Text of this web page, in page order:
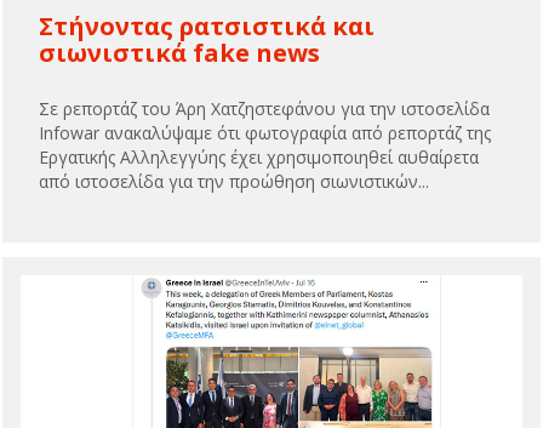
Στήνοντας ρατσιστικά και
σιωνιστικά fake news
Σε ρεπορτάζ του Άρη Χατζηστεφάνου για την ιστοσελίδα
Infowar ανακαλύψαμε ότι φωτογραφία από ρεπορτάζ της
Εργατικής Αλληλεγγύης έχει χρησιμοποιηθεί αυθαίρετα
από ιστοσελίδα για την προώθηση σιωνιστικών...